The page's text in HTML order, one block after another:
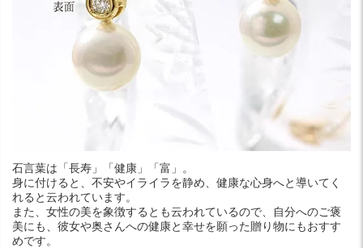
石言葉は「長寿」「健康」「富」。
身に付けると、不安やイライラを静め、健康な心身へと導いてく
れると云われています。
また、女性の美を象徴するとも云われているので、自分へのご褒
美にも、彼女や奥さんへの健康と幸せを願った贈り物にもおすす
めです。